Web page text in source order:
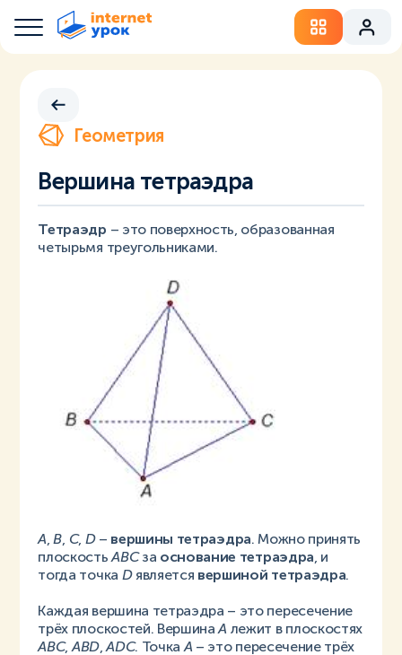
Геометрия
Вершина тетраэдра
Тетраэдр – это поверхность, образованная
четырьмя треугольниками.
А ,B C, D– вершины тетраэдра. Можно принять
плоскостьАВСза основание тетраэдра , и
тогда точка Dявляется вершиной тетраэдра.
Каждая вершина тетраэдра – это пересечение
трёх плоскостей. ВершинаА лежит в плоскостях
АВС, АВD,АDС. Точка А – это пересечение трёх